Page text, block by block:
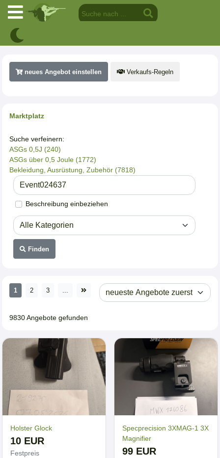
neues Angebot einstellen Verkaufs-Regeln
Marktplatz
Suche verfeinern:
ASGs 0,5J (240)
ASGs über 0,5 Joule (1772)
Bekleidung, Ausrüstung, Zubehör (7818)
Beschreibung einbeziehen
Finden
1 2 3
9830 Angebote gefunden
Holster Glock
10 EUR
Festpreis
Specprecision 3XMAG-1 3X
Magnifier
99 EUR